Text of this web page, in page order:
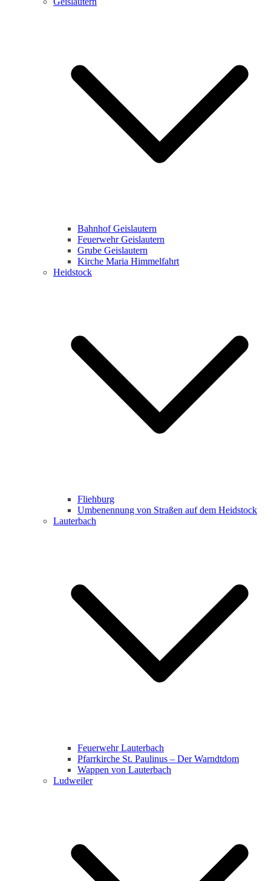
Bahnhof Geislautern
Feuerwehr Geislautern
Grube Geislautern
Kirche Maria Himmelfahrt
Heidstock
Fliehburg
Umbenennung von Straßen auf dem Heidstock
Lauterbach
Feuerwehr Lauterbach
Pfarrkirche St. Paulinus – Der Warndtdom
Wappen von Lauterbach
Ludweiler